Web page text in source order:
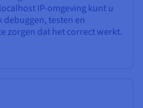
IP-omgeving kunt u
testen en
zorgen dat het correct werkt.